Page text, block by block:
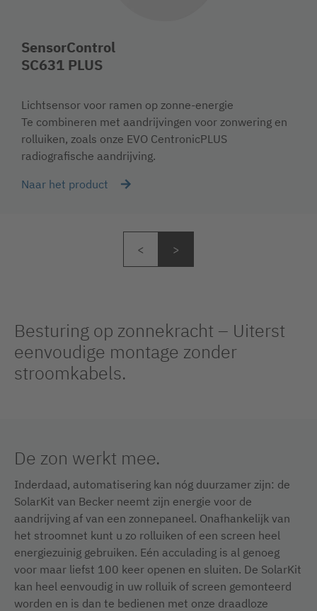
SensorControl
SC631 PLUS
Lichtsensor voor ramen op zonne-energie
Te combineren met aandrijvingen voor zonwering en
rolluiken, zoals onze EVO CentronicPLUS
radiografische aandrijving.
Naar het product
Besturing op zonnekracht – Uiterst
eenvoudige montage zonder
stroomkabels.
De zon werkt mee.
Inderdaad, automatisering kan nóg duurzamer zijn: de
SolarKit van Becker neemt zijn energie voor de
aandrijving af van een zonnepaneel. Onafhankelijk van
het stroomnet kunt u zo rolluiken of een screen heel
energiezuinig gebruiken. Eén acculading is al genoeg
voor maar liefst 100 keer openen en sluiten. De SolarKit
kan heel eenvoudig in uw rolluik of screen gemonteerd
worden en is dan te bedienen met onze draadloze